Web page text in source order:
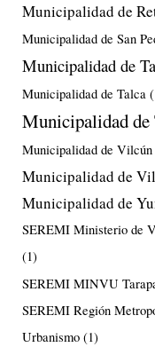
Municipalidad de
Municipalidad de San
Municipalidad de
Municipalidad de Talca
Municipalidad de
Municipalidad de Vilcún
Municipalidad de
Municipalidad de
SEREMI Ministerio de
(1)
SEREMI MINVU
SEREMI Región
Urbanismo (1)